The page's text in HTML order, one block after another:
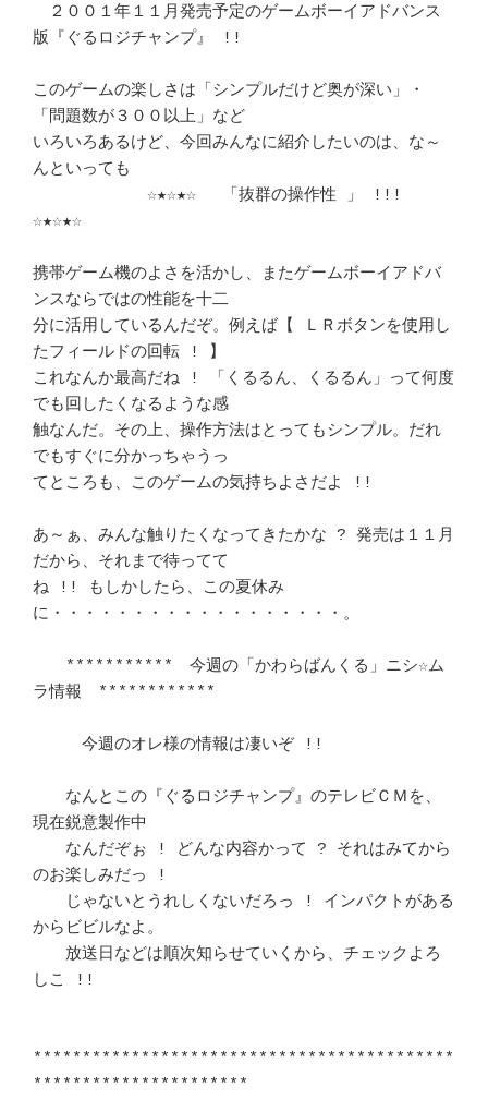
２００１年１１月発売予定のゲームボーイアドバンス
版『ぐるロジチャンプ』 !!
このゲームの楽しさは「シンプルだけど奥が深い」・
「問題数が３００以上」など
いろいろあるけど、今回みんなに紹介したいのは、な～
んといっても
☆★☆★☆　 「抜群の操作性 」 !!!
☆★☆★☆
携帯ゲーム機のよさを活かし、またゲームボーイアドバ
ンスならではの性能を十二
分に活用しているんだぞ。例えば【 ＬＲボタンを使用し
たフィールドの回転 ! 】
これなんか最高だね ! 「くるるん、くるるん」って何度
でも回したくなるような感
触なんだ。その上、操作方法はとってもシンプル。だれ
でもすぐに分かっちゃうっ
てところも、このゲームの気持ちよさだよ !!
あ～ぁ、みんな触りたくなってきたかな ? 発売は１１月
だから、それまで待ってて
ね !! もしかしたら、この夏休み
に・・・・・・・・・・・・・・・・・・。
***********　今週の「かわらばんくる」ニシ☆ム
ラ情報　************
今週のオレ様の情報は凄いぞ !!
なんとこの『ぐるロジチャンプ』のテレビＣＭを、
現在鋭意製作中
なんだぞぉ ! どんな内容かって ? それはみてから
のお楽しみだっ !
じゃないとうれしくないだろっ ! インパクトがある
からビビルなよ。
放送日などは順次知らせていくから、チェックよろ
しこ !!
*******************************************
**********************